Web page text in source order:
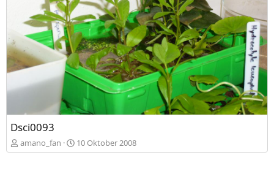
Dsci0093
amano_fan 10 Oktober 2008